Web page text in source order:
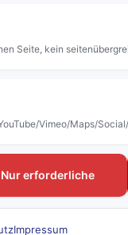
Seite, kein
Vimeo/Maps/
Nur erforderliche
Impressum